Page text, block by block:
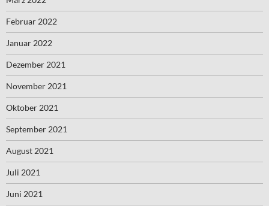
Februar 2022
Januar 2022
Dezember 2021
November 2021
Oktober 2021
September 2021
August 2021
Juli 2021
Juni 2021